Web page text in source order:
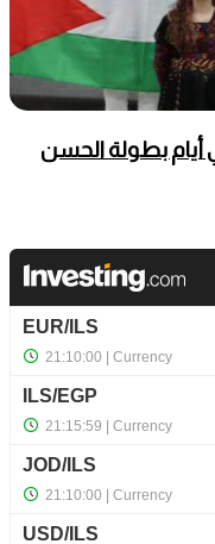
أيام بطولة الحسن